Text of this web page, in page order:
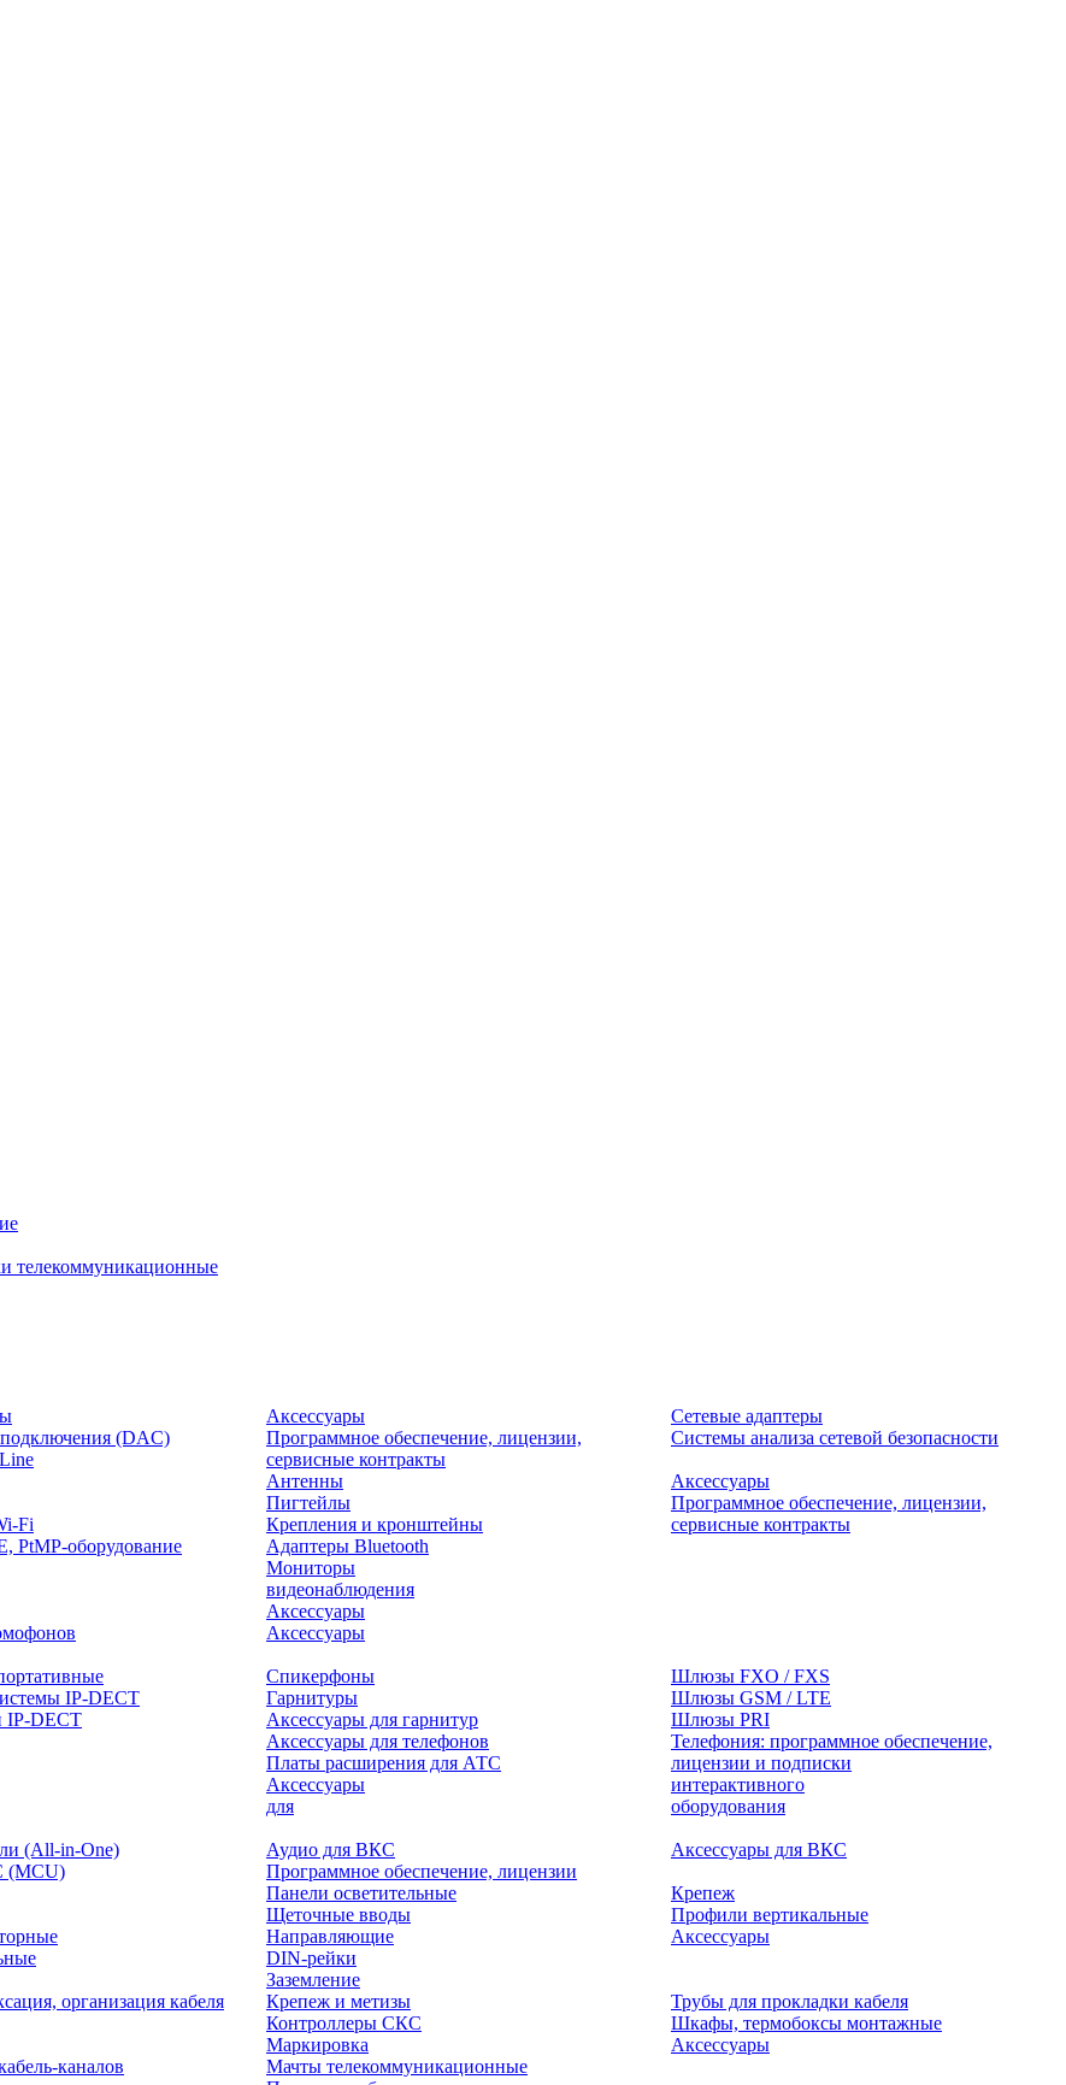
телекоммуникационные
(DAC)
Аксессуары
Программное обеспечение, лицензии,
сервисные контракты
Сетевые адаптеры
Системы анализа сетевой безопасности
Fi
PtMP-оборудование
Антенны
Пигтейлы
Крепления и кронштейны
Адаптеры Bluetooth
Аксессуары
Программное обеспечение, лицензии,
сервисные контракты
Мониторы
видеонаблюдения
Аксессуары
Аксессуары
IP-DECT
IP-DECT
Спикерфоны
Гарнитуры
Аксессуары для гарнитур
Аксессуары для телефонов
Платы расширения для АТС
Шлюзы FXO / FXS
Шлюзы GSM / LTE
Шлюзы PRI
Телефония: программное обеспечение,
лицензии и подписки
Аксессуары
для
интерактивного
оборудования
(All-in-One)
(MCU)
Аудио для ВКС
Программное обеспечение, лицензии
Аксессуары для ВКС
Панели осветительные
Щеточные вводы
Направляющие
DIN-рейки
Заземление
Крепеж
Профили вертикальные
Аксессуары
организация кабеля
каналов
Крепеж и метизы
Контроллеры СКС
Маркировка
Мачты телекоммуникационные
Трубы для прокладки кабеля
Шкафы, термобоксы монтажные
Аксессуары